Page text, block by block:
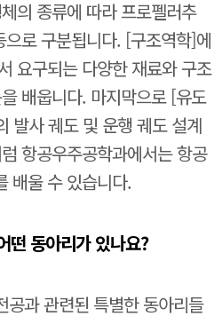
의 종류에 따라 프로펠러추
로 구분됩니다. [구조역학]에
요구되는 다양한 재료와 구조
배웁니다. 마지막으로 [유도
발사 궤도 및 운행 궤도 설계
항공우주공학과에서는 항공
배울 수 있습니다.
떤 동아리가 있나요?
공과 관련된 특별한 동아리들